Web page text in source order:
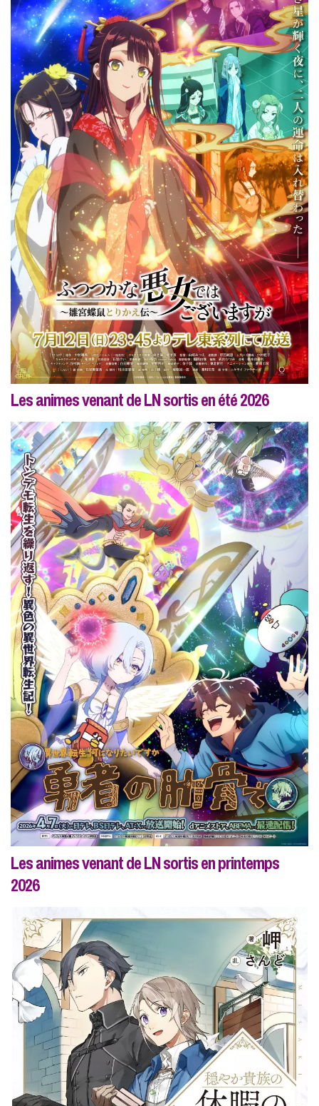
Les animes venant de LN sortis en été 2026
Les animes venant de LN sortis en printemps
2026